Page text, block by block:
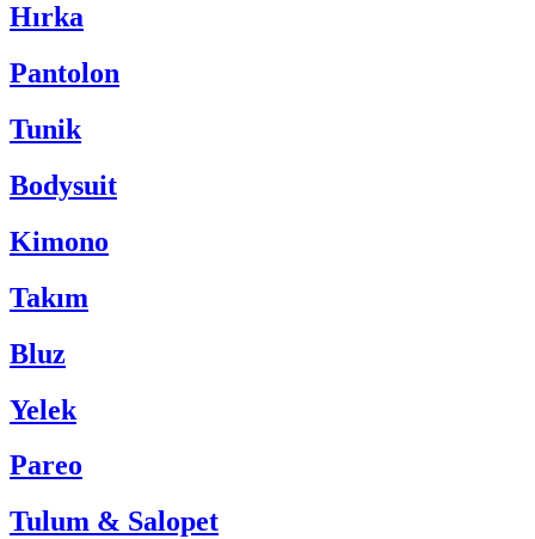
Hırka
Pantolon
Tunik
Bodysuit
Kimono
Takım
Bluz
Yelek
Pareo
Tulum & Salopet